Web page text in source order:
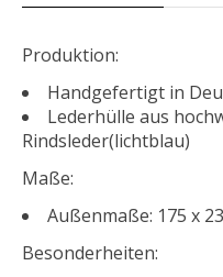
Produktion:
Handgefertigt in
Lederhülle aus
Rindsleder(lichtblau)
Maße:
Außenmaße: 175 x
Besonderheiten: